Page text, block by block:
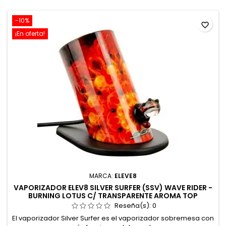
-10%
¡En oferta!
MARCA: ELEVE8
VAPORIZADOR ELEV8 SILVER SURFER (SSV) WAVE RIDER -
BURNING LOTUS C/ TRANSPARENTE AROMA TOP
Reseña(s): 0
El vaporizador Silver Surfer es el vaporizador sobremesa con
favorite_border